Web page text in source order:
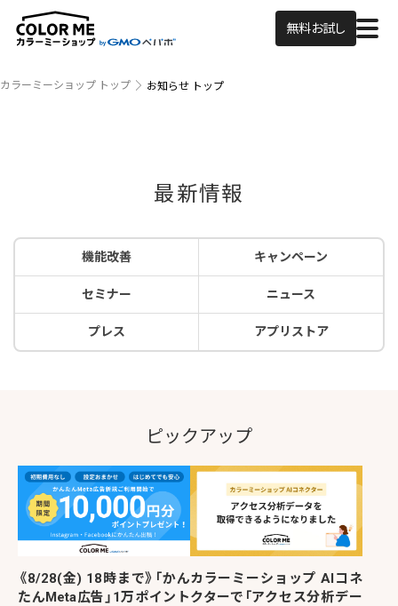
無料お試し
カラーミーショップ トップ お知らせ トップ
最新情報
機能改善 キャンペーン
セミナー ニュース
プレス アプリストア
ピックアップ
《8/28(金) 18時まで》「かん
たんMeta広告」1万ポイント
カラーミーショップ AIコネ
クターで「アクセス分析デー